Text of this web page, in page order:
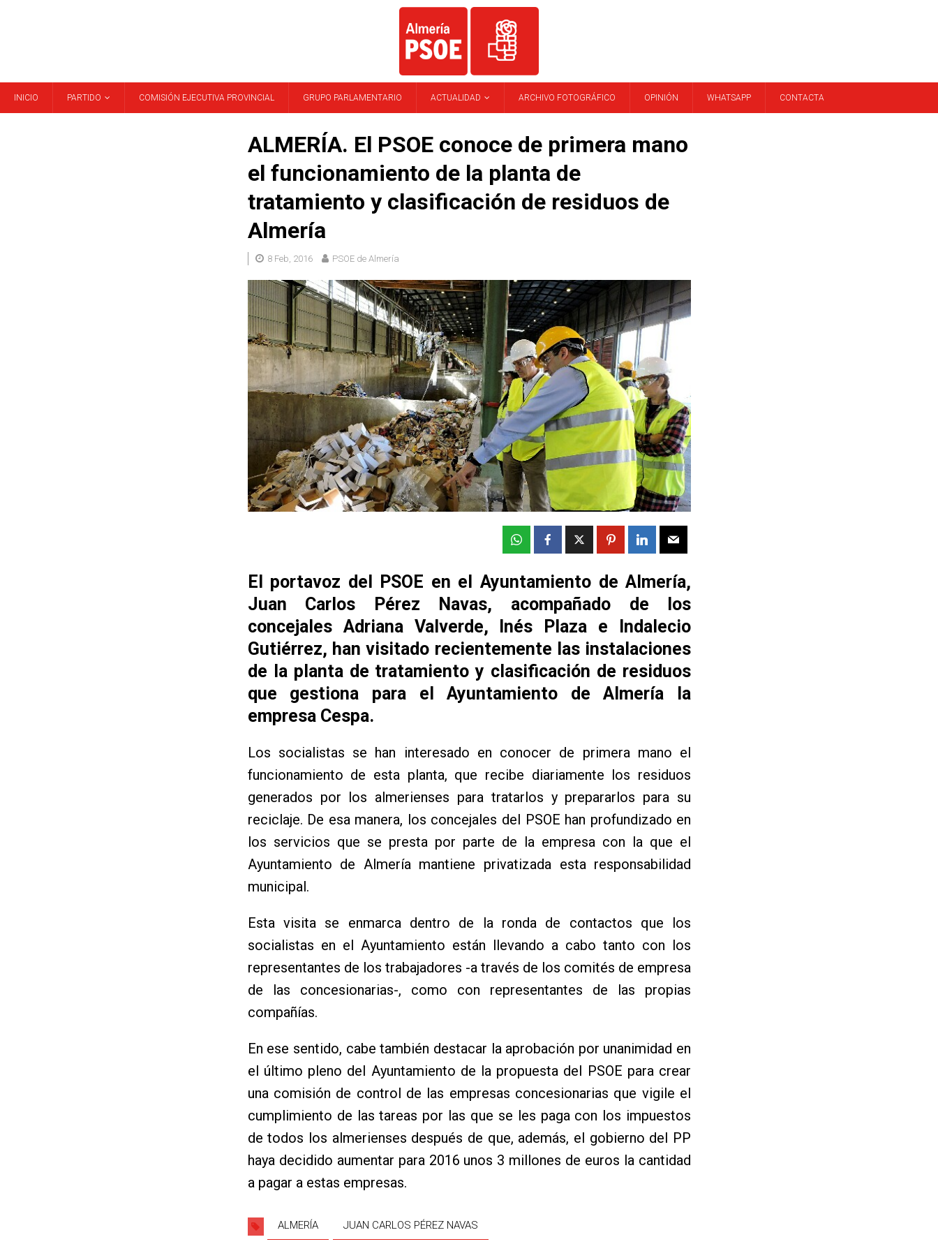
INICIO PARTIDO COMISIÓN EJECUTIVA PROVINCIAL GRUPO PARLAMENTARIO ACTUALIDAD ARCHIVO FOTOGRÁFICO OPINIÓN WHATSAPP CONTACTA
ALMERÍA. El PSOE conoce de primera mano
el funcionamiento de la planta de
tratamiento y clasificación de residuos de
Almería
8 Feb, 2016 PSOE de Almería
El portavoz del PSOE en el Ayuntamiento de Almería,
Juan Carlos Pérez Navas, acompañado de los
concejales Adriana Valverde, Inés Plaza e Indalecio
Gutiérrez, han visitado recientemente las instalaciones
de la planta de tratamiento y clasificación de residuos
que gestiona para el Ayuntamiento de Almería la
empresa Cespa.
Los socialistas se han interesado en conocer de primera mano el
funcionamiento de esta planta, que recibe diariamente los residuos
generados por los almerienses para tratarlos y prepararlos para su
reciclaje. De esa manera, los concejales del PSOE han profundizado en
los servicios que se presta por parte de la empresa con la que el
Ayuntamiento de Almería mantiene privatizada esta responsabilidad
municipal.
Esta visita se enmarca dentro de la ronda de contactos que los
socialistas en el Ayuntamiento están llevando a cabo tanto con los
representantes de los trabajadores -a través de los comités de empresa
de las concesionarias-, como con representantes de las propias
compañías.
En ese sentido, cabe también destacar la aprobación por unanimidad en
el último pleno del Ayuntamiento de la propuesta del PSOE para crear
una comisión de control de las empresas concesionarias que vigile el
cumplimiento de las tareas por las que se les paga con los impuestos
de todos los almerienses después de que, además, el gobierno del PP
haya decidido aumentar para 2016 unos 3 millones de euros la cantidad
a pagar a estas empresas.
ALMERÍA JUAN CARLOS PÉREZ NAVAS